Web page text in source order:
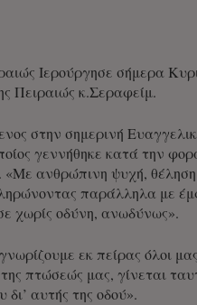
Ιερούργησε σήμερα
Πειραιώς κ.Σεραφείμ.
στην σημερινή
γεννήθηκε κατά την
ανθρώπινη ψυχή,
παράλληλα με
χωρίς οδύνη, ανωδύνως».
εκ πείρας όλοι
πτώσεώς μας, γίνεται
αυτής της οδού».